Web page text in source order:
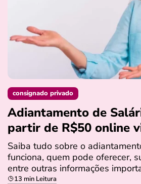
consignado privado
Adiantamento de
partir de R$50 online
Saiba tudo sobre o
funciona, quem pode oferecer,
entre outras informações
13 min Leitura